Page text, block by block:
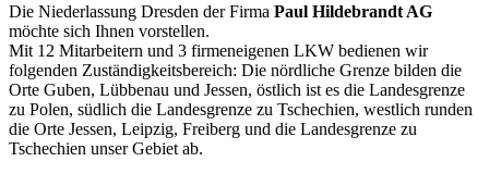
Die Niederlassung Dresden der Firma Paul Hildebrandt AG
möchte sich Ihnen vorstellen.
Mit 12 Mitarbeitern und 3 firmeneigenen LKW bedienen wir
folgenden Zuständigkeitsbereich: Die nördliche Grenze bilden die
Orte Guben, Lübbenau und Jessen, östlich ist es die Landesgrenze
zu Polen, südlich die Landesgrenze zu Tschechien, westlich runden
die Orte Jessen, Leipzig, Freiberg und die Landesgrenze zu
Tschechien unser Gebiet ab.